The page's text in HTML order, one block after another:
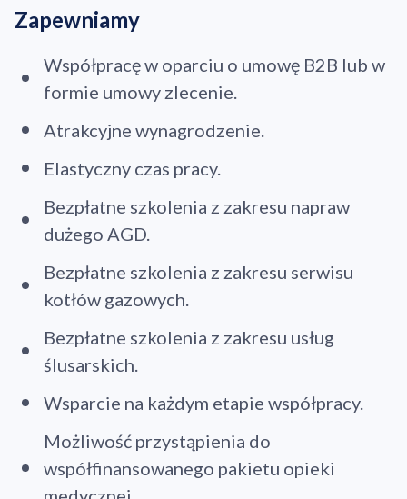
Zapewniamy
Współpracę w oparciu o umowę B2B lub w
formie umowy zlecenie.
Atrakcyjne wynagrodzenie.
Elastyczny czas pracy.
Bezpłatne szkolenia z zakresu napraw
dużego AGD.
Bezpłatne szkolenia z zakresu serwisu
kotłów gazowych.
Bezpłatne szkolenia z zakresu usług
ślusarskich.
Wsparcie na każdym etapie współpracy.
Możliwość przystąpienia do
współfinansowanego pakietu opieki